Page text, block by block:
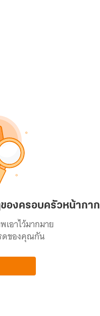
องครอบครัวหน้ากาก
อาไว้มากมาย
ดของคุณกัน